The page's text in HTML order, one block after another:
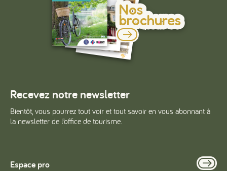
Nos
brochures
Recevez notre newsletter
Bientôt, vous pourrez tout voir et tout savoir en vous abonnant à
la newsletter de l’office de tourisme.
Espace pro